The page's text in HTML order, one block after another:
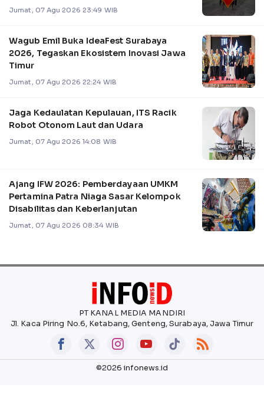
Jumat, 07 Agu 2026 23:49 WIB
Wagub Emil Buka IdeaFest Surabaya
2026, Tegaskan Ekosistem Inovasi Jawa
Timur
Jumat, 07 Agu 2026 22:24 WIB
Jaga Kedaulatan Kepulauan, ITS Racik
Robot Otonom Laut dan Udara
Jumat, 07 Agu 2026 14:08 WIB
Ajang IFW 2026: Pemberdayaan UMKM
Pertamina Patra Niaga Sasar Kelompok
Disabilitas dan Keberlanjutan
Jumat, 07 Agu 2026 08:34 WIB
PT KANAL MEDIA MANDIRI
Jl. Kaca Piring No.6, Ketabang, Genteng, Surabaya, Jawa Timur
©2026 infonews.id